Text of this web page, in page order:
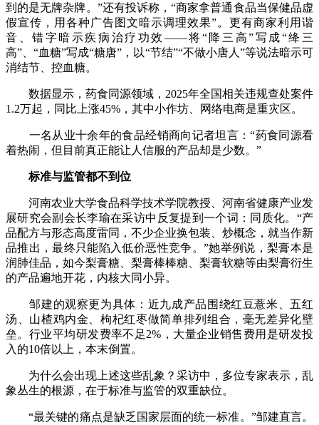
到的是无牌杂牌。”还有投诉称，“商家拿普通食品当保健品虚
假宣传，用各种广告图文暗示调理效果”。更有商家利用谐
音、错字暗示疾病治疗功效——将“降三高”写成“绛三
高”、“血糖”写成“糖唐”，以“节结”“不做小唐人”等说法暗示可
消结节、控血糖。
数据显示，药食同源领域，2025年全国相关违规查处案件
1.2万起，同比上涨45%，其中小作坊、网络电商是重灾区。
一名从业十余年的食品经销商向记者坦言：“药食同源看
着热闹，但目前真正能让人信服的产品却是少数。”
标准与监管都不到位
河南农业大学食品科学技术学院教授、河南省健康产业发
展研究会副会长李瑜在采访中反复提到一个词：同质化。“产
品配方与形态高度雷同，不少企业换包装、炒概念，就当作新
品推出，最终只能陷入低价恶性竞争。”她举例说，梨膏本是
润肺佳品，如今梨膏糖、梨膏棒棒糖、梨膏软糖等由梨膏衍生
的产品遍地开花，内核大同小异。
邹建的观察更为具体：近九成产品围绕红豆薏米、五红
汤、山楂鸡内金、枸杞红枣做简单排列组合，毫无差异化壁
垒。行业平均研发费率不足2%，大量企业销售费用是研发投
入的10倍以上，本末倒置。
为什么会出现上述这些乱象？采访中，多位专家表示，乱
象丛生的根源，在于标准与监管的双重缺位。
“最关键的痛点是缺乏国家层面的统一标准。”邹建直言。